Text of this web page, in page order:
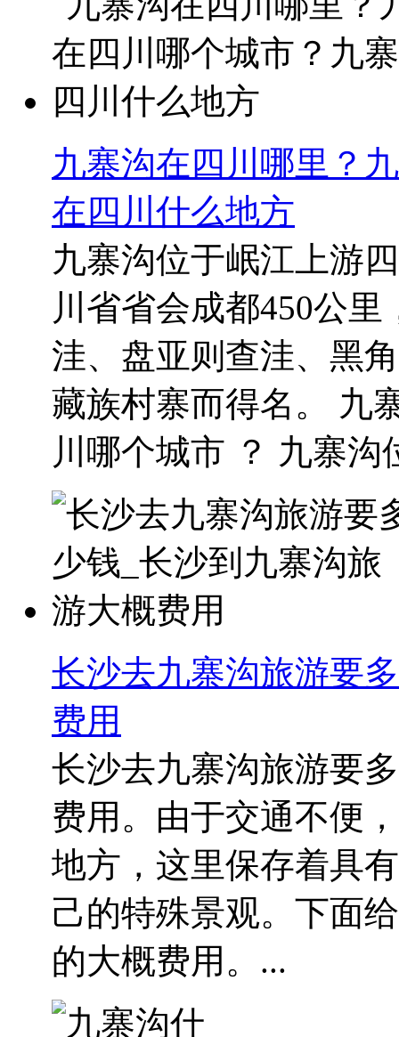
九寨沟在四川哪里？
在四川什么地方
九寨沟位于岷江上游
川省省会成都450公
洼、盘亚则查洼、黑
藏族村寨而得名。 九
川哪个城市 ？ 九寨沟
长沙去九寨沟旅游要
费用
长沙去九寨沟旅游要
费用。由于交通不便
地方，这里保存着具
己的特殊景观。下面
的大概费用。...